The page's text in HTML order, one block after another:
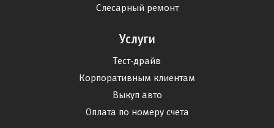
Слесарный ремонт
Услуги
Тест-драйв
Корпоративным клиентам
Выкуп авто
Оплата по номеру счета